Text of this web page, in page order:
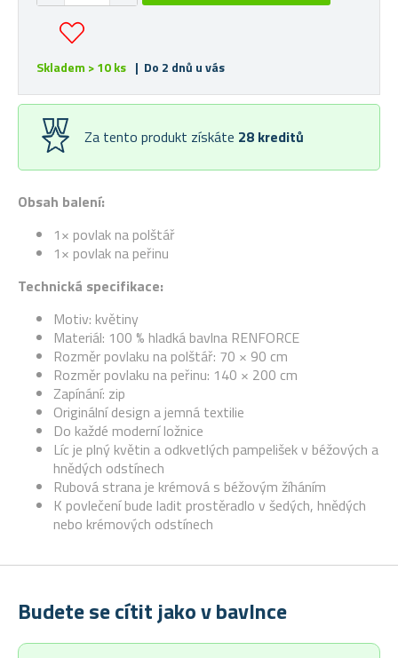
Obsah balení:
1× povlak na polštář
1× povlak na peřinu
Technická specifikace:
Motiv: květiny
Materiál: 100 % hladká bavlna RENFORCE
Rozměr povlaku na polštář: 70 × 90 cm
Rozměr povlaku na peřinu: 140 × 200 cm
Zapínání: zip
Originální design a jemná textilie
Do každé moderní ložnice
Líc je plný květin a odkvetlých pampelišek v béžových a
hnědých odstínech
Rubová strana je krémová s béžovým žíháním
K povlečení bude ladit prostěradlo v šedých, hnědých
nebo krémových odstínech
Skladem > 10 ks | Do 2 dnů u vás
Za tento produkt získáte 28 kreditů
Budete se cítit jako v bavlnce